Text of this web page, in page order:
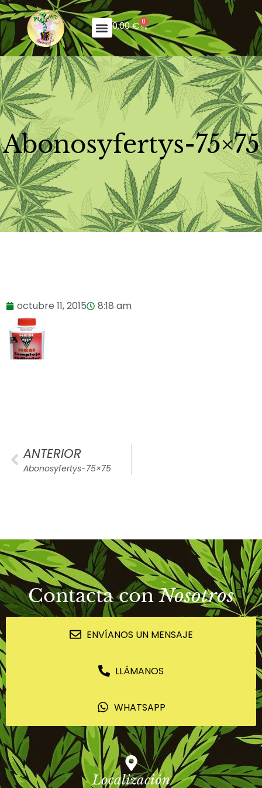
0,00€ 0
Abonosyfertys-75×75
octubre 11, 2015 8:18 am
ANTERIOR
Abonosyfertys-75×75
Contacta conNosotros
ENVÍANOS UN MENSAJE
LLÁMANOS
WHATSAPP
Localización